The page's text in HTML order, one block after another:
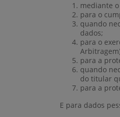
mediante
para o
quando
dados;
para o
para a
quando
do titular
para a
E para dados